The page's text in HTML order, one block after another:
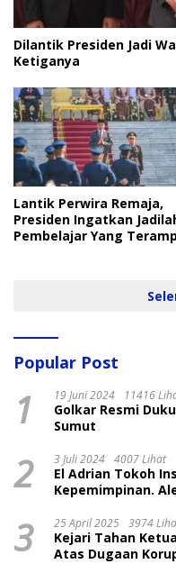
Dilantik Presiden Jadi
Ketiganya
Lantik Perwira Remaja,
Presiden Ingatkan
Pembelajar Yang
Popular Post
1 19 Juni 2024 11416
Golkar Resmi
Sumut
2 3 Juli 2024 4007 Lihat
El Adrian Tokoh
Kepemimpinan.
3 25 April 2025 3974
Kejari Tahan
Atas Dugaan